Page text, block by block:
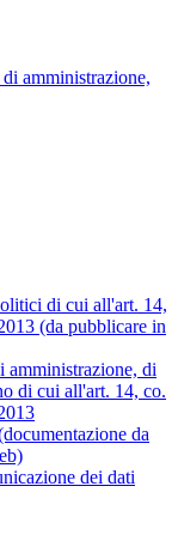
amministrazione,
di cui all'art. 14,
(da pubblicare in
di
di cui all'art. 14, co.
da
dei dati